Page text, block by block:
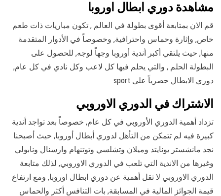
مشاهدة دوري ابطال اوروبا
قم الان بمتابعة أقوى بطولة في العالم , تكون مباريات ذات طعم
خاص, وإثارة وحماس واحترافية, وخصوصاً في الأدوار المتقدمة
منها, حيث يلتقي أكبر أندية أوروبا وجهاً لوجه, للحصول على
البطولة الحلم , والتي يحلم فيها كل لاعب وكل نادي في كل عام,
دوري الابطال حصرياً على sport
الاشتراك في الدوري الاوروبي
تزداد أهمية الدوري الأوروبي في كل عام, خصوصاً بعد تواجد أندية
كبيرة فيه لم تتمكن من التأهل لدوري أبطال أوروبا, حيث أصبحنا
نجد مانشستر يونايتد وميلان وتشلسي وتوتنهام وارسنال ونابولي
وغيرها من الاندية التي تلعب في الدوري الاوروبي, لذلك متابعة
الدوري الاوروبي لا تقل أهمية عن دوري ابطال اوروبا, ومع ارتفاع
قيمة الجوائز المالية في المسابقة, بات التنافس أكثر والحماس